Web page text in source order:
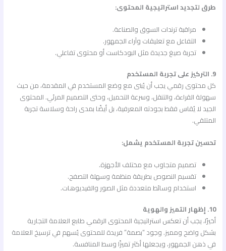
طرق لتجديد استراتيجية المحتوى:
مراقبة ترندات السوق والصناعة.
التفاعل مع تعليقات وآراء الجمهور.
تجربة صيغ جديدة مثل البودكاست أو محتوى تفاعلي.
9. التركيز على تجربة المستخدم
كل محتوى رقمي يجب أن يُبنى مع وضع المستخدم في المقدمة، من حيث
سهولة القراءة، والتنقل، وسرعة التحميل، وحتى التصميم المرئي. المحتوى
الجيد لا يُقاس فقط بجودته المعرفية، بل أيضًا بمدى راحة وسلاسة تجربة
المتلقي.
تحسين تجربة المستخدم يشمل:
تصميم متجاوب مع مختلف الأجهزة.
تقسيم النصوص بطريقة منظمة وسهلة التصفح.
استخدام وسائط متعددة مثل الصور والفيديوهات.
10. إظهار التميز والهوية
أخيرًا، يجب أن تعكس استراتيجية المحتوى الرقمي طابع العلامة التجارية
بشكل واضح ومميز. وجود “بصمة” فريدة للمحتوى يُسهم في ترسيخ العلامة
في ذهن الجمهور، ويجعلها أكثر تميزًا وسط المنافسة.